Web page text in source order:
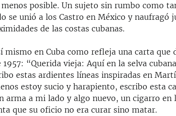
posible. Un sujeto sin rumbo como
se unió a los Castro en México y naufragó
de las costas cubanas.
mismo en Cuba como refleja una carta que
1957: “Querida vieja: Aquí en la selva
estas ardientes líneas inspiradas en
estoy sucio y harapiento, escribo esta
arma a mi lado y algo nuevo, un cigarro en
que su oficio no era curar sino matar.